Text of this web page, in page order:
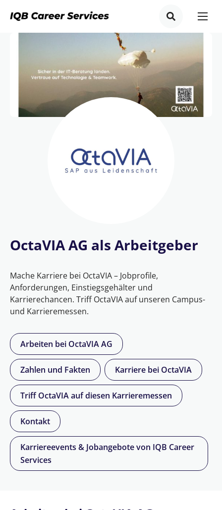
OctaVIA AG als Arbeitgeber
Mache Karriere bei OctaVIA – Jobprofile,
Anforderungen, Einstiegsgehälter und
Karrierechancen. Triff OctaVIA auf unseren Campus-
und Karrieremessen.
Arbeiten bei OctaVIA AG
Zahlen und Fakten Karriere bei OctaVIA
Triff OctaVIA auf diesen Karrieremessen
Kontakt
Karriereevents & Jobangebote von IQB Career
Services